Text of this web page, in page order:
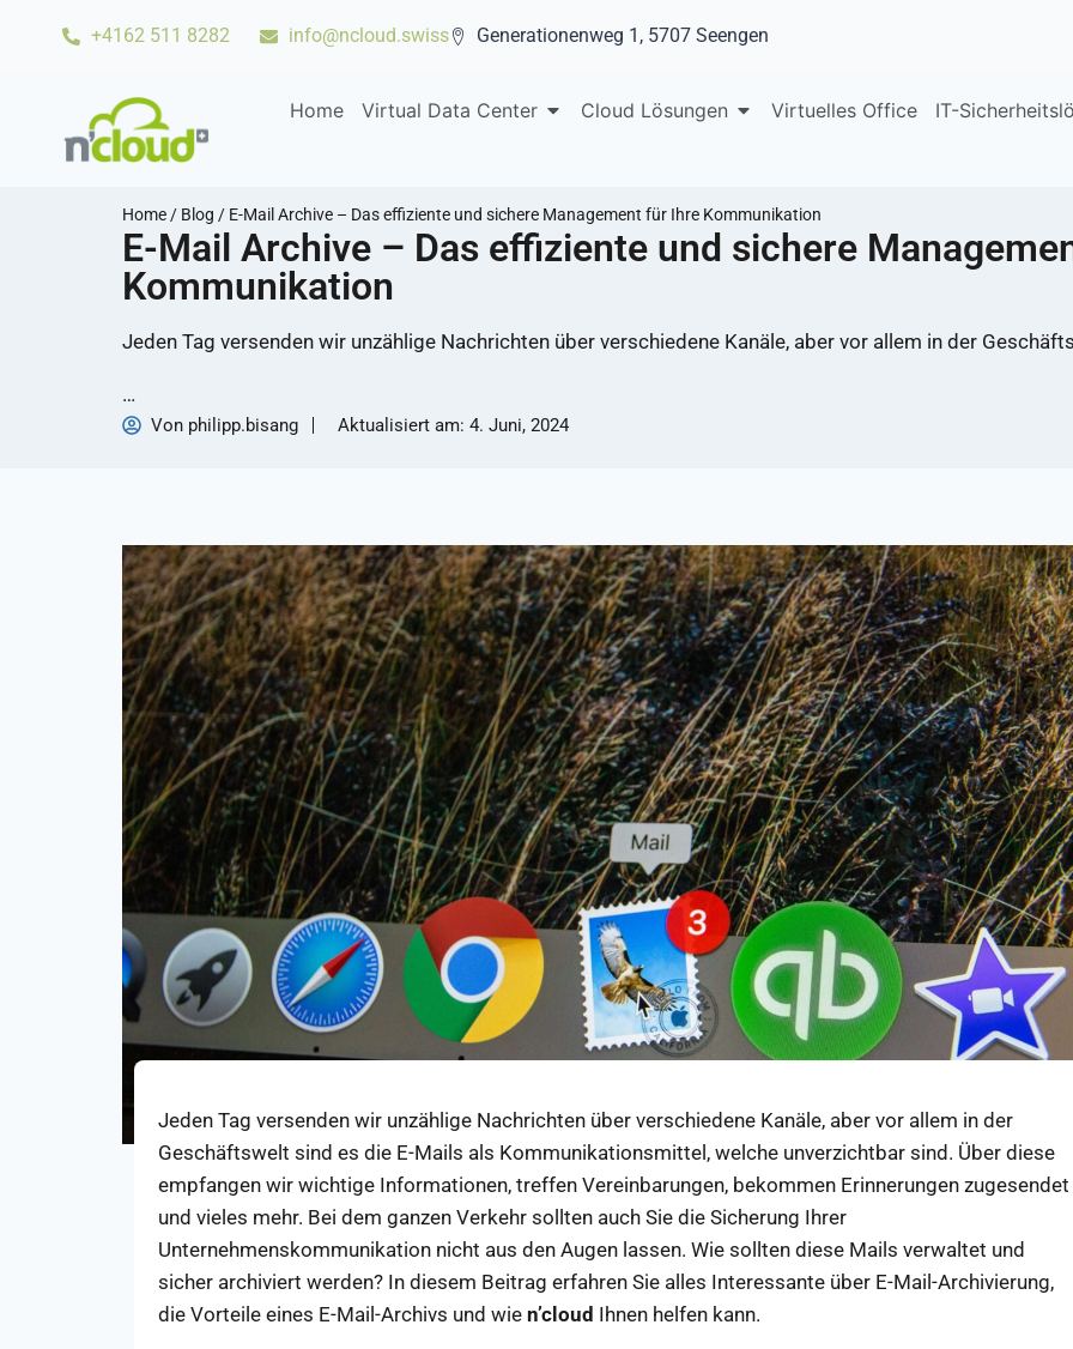
+4162 511 8282 info@ncloud.swiss Generationenweg 1, 5707 Seengen
Home Virtual Data Center Cloud Lösungen Virtuelles Office IT-
Home/ Blog / E-Mail Archive – Das effiziente und sichere Management für Ihre Kommunikation
E-Mail Archive – Das effiziente und sichere
Kommunikation
Jeden Tag versenden wir unzählige Nachrichten über verschiedene Kanäle, aber vor allem in der
…
Von philipp.bisang Aktualisiert am: 4. Juni, 2024
Jeden Tag versenden wir unzählige Nachrichten über verschiedene Kanäle, aber vor allem in der
Geschäftswelt sind es die E-Mails als Kommunikationsmittel, welche unverzichtbar sind. Über diese
empfangen wir wichtige Informationen, treffen Vereinbarungen, bekommen Erinnerungen zugesendet
und vieles mehr. Bei dem ganzen Verkehr sollten auch Sie die Sicherung Ihrer
Unternehmenskommunikation nicht aus den Augen lassen. Wie sollten diese Mails verwaltet und
sicher archiviert werden? In diesem Beitrag erfahren Sie alles Interessante über E-Mail-Archivierung,
die Vorteile eines E-Mail-Archivs und wie n’cloud Ihnen helfen kann.